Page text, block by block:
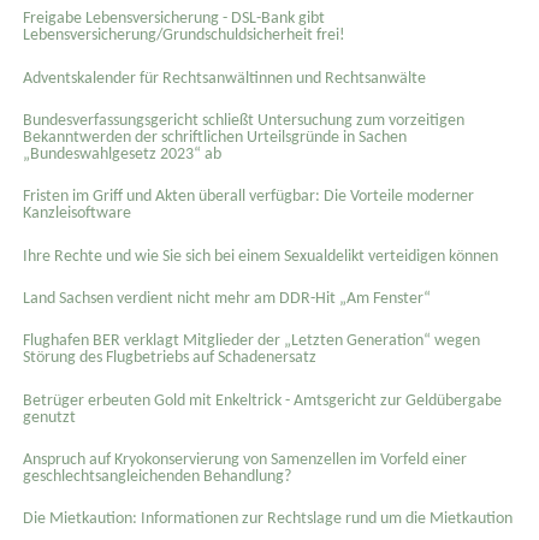
Freigabe Lebensversicherung - DSL-Bank gibt
Lebensversicherung/Grundschuldsicherheit frei!
Adventskalender für Rechtsanwältinnen und Rechtsanwälte
Bundesverfassungsgericht schließt Untersuchung zum vorzeitigen
Bekanntwerden der schriftlichen Urteilsgründe in Sachen
„Bundeswahlgesetz 2023“ ab
Fristen im Griff und Akten überall verfügbar: Die Vorteile moderner
Kanzleisoftware
Ihre Rechte und wie Sie sich bei einem Sexual­delikt verteidigen können
Land Sachsen verdient nicht mehr am DDR-Hit „Am Fenster“
Flughafen BER verklagt Mitglieder der „Letzten Generation“ wegen
Störung des Flugbetriebs auf Schadenersatz
Betrüger erbeuten Gold mit Enkeltrick - Amtsgericht zur Geldübergabe
genutzt
Anspruch auf Kryokonservierung von Samenzellen im Vorfeld einer
geschlechtsangleichenden Behandlung?
Die Mietkaution: Informationen zur Rechtslage rund um die Mietkaution